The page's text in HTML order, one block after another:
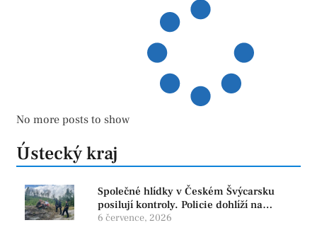
No more posts to show
Ústecký kraj
Společné hlídky v Českém Švýcarsku
posilují kontroly. Policie dohlíží na
bezpečnost i ochranu přírody
6 července, 2026